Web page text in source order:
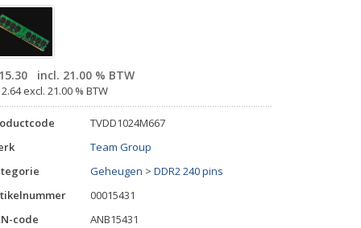
incl. 21.00 % BTW
excl. 21.00 % BTW
TVDD1024M667
Team Group
Geheugen > DDR2 240 pins
00015431
code
ANB15431